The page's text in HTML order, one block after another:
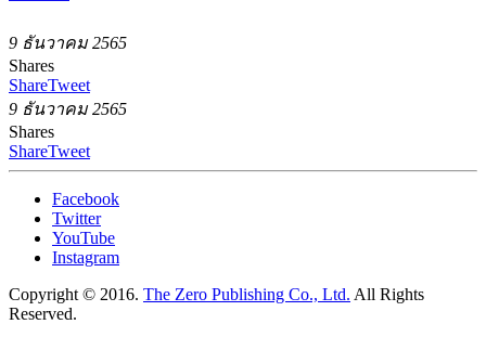
9 ธันวาคม 2565
Shares
ShareTweet
9 ธันวาคม 2565
Shares
ShareTweet
Facebook
Twitter
YouTube
Instagram
Copyright © 2016. The Zero Publishing Co., Ltd. All Rights
Reserved.